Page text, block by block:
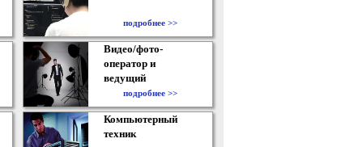
подробнее >>
Видео/фото-
оператор и
ведущий
подробнее >>
Компьютерный
техник